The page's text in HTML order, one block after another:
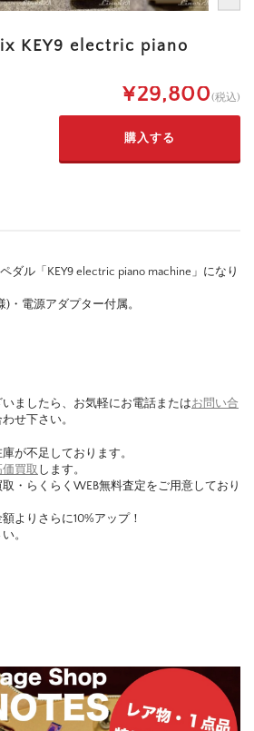
KEY9 electric piano
¥29,800(税込)
ダル「KEY9 electric piano machine」になり
)・電源アダプター付属。
ましたら、お気軽にお電話またはお問い合
せ下さい。
が不足しております。
価買取 します。
・らくらくWEB無料査定をご用意しており
よりさらに10%アップ！
。